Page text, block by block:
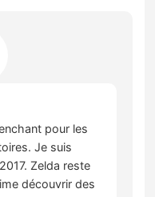
pour les
Je suis
Zelda reste
découvrir des